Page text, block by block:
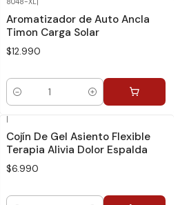
8048-XL
Aromatizador de Auto Ancla
Timon Carga Solar
$12.990
Cantidad
Cojín De Gel Asiento Flexible
Terapia Alivia Dolor Espalda
$6.990